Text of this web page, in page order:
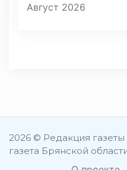
Август 2026
2026 © Редакция
газета Брянской